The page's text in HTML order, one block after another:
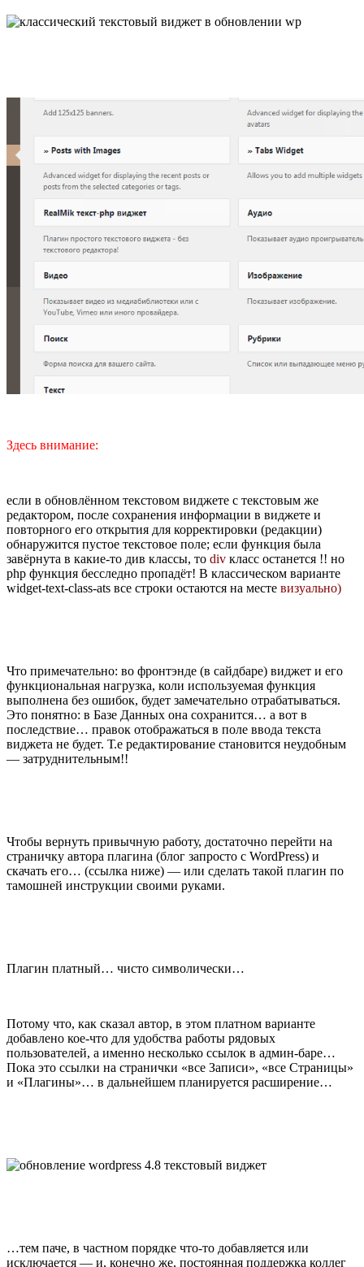
Здесь внимание:
если в обновлённом текстовом виджете с текстовым же
редактором, после сохранения информации в виджете и
повторного его открытия для корректировки (редакции)
обнаружится пустое текстовое поле; если функция была
завёрнута в какие-то див классы, то div класс останется !! но
php функция бесследно пропадёт! В классическом варианте
widget-text-class-ats все строки остаются на месте визуально)
Что примечательно: во фронтэнде (в сайдбаре) виджет и его
функциональная нагрузка, коли используемая функция
выполнена без ошибок, будет замечательно отрабатываться.
Это понятно: в Базе Данных она сохранится… а вот в
последствие… правок отображаться в поле ввода текста
виджета не будет. Т.е редактирование становится неудобным
— затруднительным!!
Чтобы вернуть привычную работу, достаточно перейти на
страничку автора плагина (блог запросто с WordPress) и
скачать его… (ссылка ниже) — или сделать такой плагин по
тамошней инструкции своими руками.
Плагин платный… чисто символически…
Потому что, как сказал автор, в этом платном варианте
добавлено кое-что для удобства работы рядовых
пользователей, а именно несколько ссылок в админ-баре…
Пока это ссылки на странички «все Записи», «все Страницы»
и «Плагины»… в дальнейшем планируется расширение…
…тем паче, в частном порядке что-то добавляется или
исключается — и, конечно же, постоянная поддержка коллег